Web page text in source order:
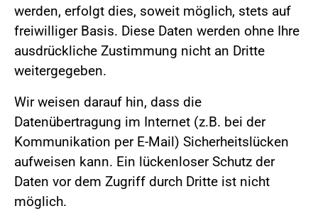
werden, erfolgt dies, soweit möglich, stets auf
freiwilliger Basis. Diese Daten werden ohne Ihre
ausdrückliche Zustimmung nicht an Dritte
weitergegeben.
Wir weisen darauf hin, dass die
Datenübertragung im Internet (z.B. bei der
Kommunikation per E-Mail) Sicherheitslücken
aufweisen kann. Ein lückenloser Schutz der
Daten vor dem Zugriff durch Dritte ist nicht
möglich.